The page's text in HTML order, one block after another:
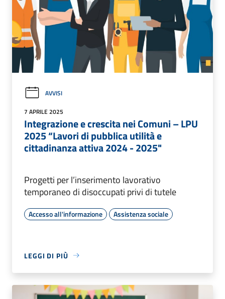
AVVISI
7 APRILE 2025
Integrazione e crescita nei Comuni – LPU
2025 “Lavori di pubblica utilità e
cittadinanza attiva 2024 - 2025"
Progetti per l’inserimento lavorativo
temporaneo di disoccupati privi di tutele
Accesso all'informazione Assistenza sociale
LEGGI DI PIÙ